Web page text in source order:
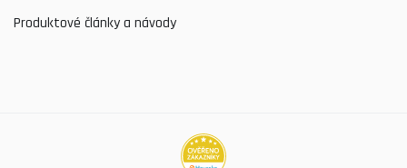
Produktové články a návody